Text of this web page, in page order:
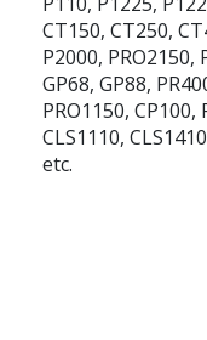
CT150, CT250,
P2000, PRO2150,
GP68, GP88,
PRO1150,
CLS1110,
etc.